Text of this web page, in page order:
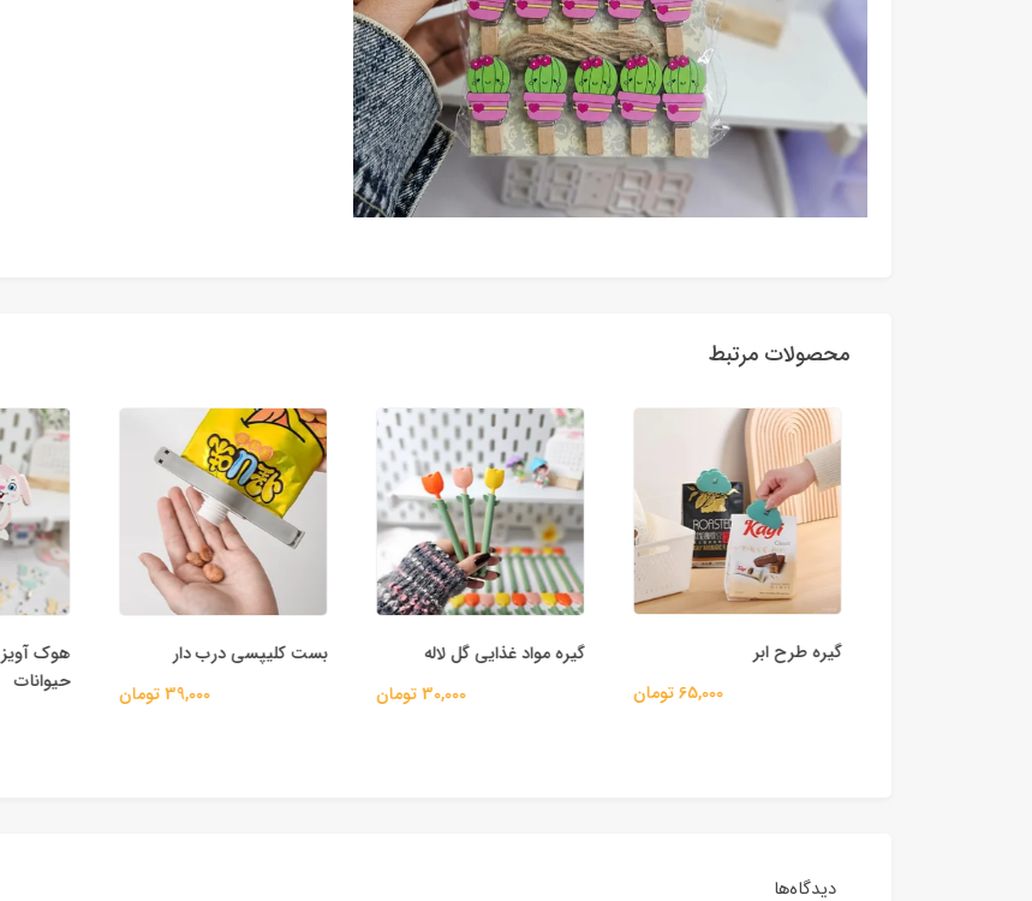
محصولات مرتبط
گیره طرح ابر
65,000 تومان
گیره مواد غذایی گل لاله
30,000 تومان
بست کلیپسی درب دار
39,000 تومان
هوک
حیوانات
دیدگاه‌ها